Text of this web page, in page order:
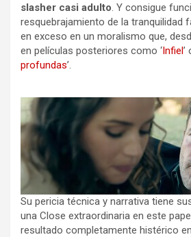
slasher casi adulto. Y consigue
resquebrajamiento de la tranquilidad
en exceso en un moralismo que,
en películas posteriores como ‘Infiel’
profundas’.
Su pericia técnica y narrativa tiene
una Close extraordinaria en este
resultado completamente histérico